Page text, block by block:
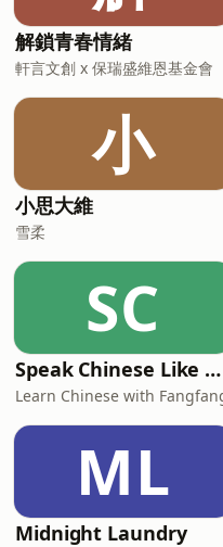
解鎖青春情緒
軒言文創 x 保瑞盛維恩基金會
小
小思大維
雪柔
SC
Speak Chinese Like A Taiwanese Local
Learn Chinese with
ML
Midnight Laundry